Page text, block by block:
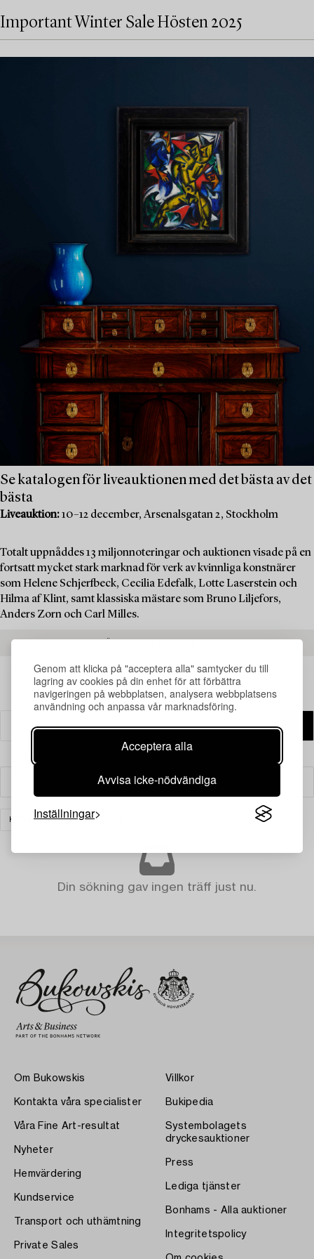
Genom att klicka på "acceptera alla" samtycker du till
lagring av cookies på din enhet för att förbättra
navigeringen på webbplatsen, analysera webbplatsens
användning och anpassa vår marknadsföring.
Acceptera alla
Avvisa icke-nödvändiga
Inställningar
Important Winter Sale Hösten 2025
Se katalogen för liveauktionen med det bästa av det
bästa
Liveauktion:10–12 december, Arsenalsgatan 2, Stockholm
Totalt uppnåddes 13 miljonnoteringar och auktionen visade på en
fortsatt mycket stark marknad för verk av kvinnliga konstnärer
som Helene Schjerfbeck, Cecilia Edefalk, Lotte Laserstein och
Hilma af Klint, samt klassiska mästare som Bruno Liljefors,
Anders Zorn och Carl Milles.
Filter
KERAMIK RENSA ALLA
Din sökning gav ingen träff just nu.
Om Bukowskis
Kontakta våra specialister
Våra Fine Art-resultat
Nyheter
Hemvärdering
Kundservice
Transport och uthämtning
Private Sales
Villkor
Bukipedia
Systembolagets
dryckesauktioner
Press
Lediga tjänster
Bonhams - Alla auktioner
Integritetspolicy